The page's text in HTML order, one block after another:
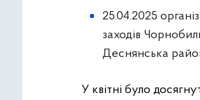
25.04.2025
заходів
Деснянська
У квітні було